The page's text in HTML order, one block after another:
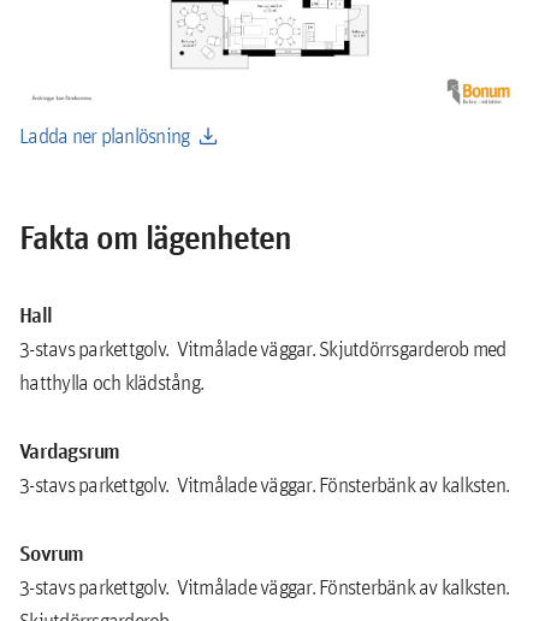
Ladda ner planlösning download
Fakta om lägenheten
Hall
3-stavs parkettgolv. Vitmålade väggar. Skjutdörrsgarderob med
hatthylla och klädstång.
Vardagsrum
3-stavs parkettgolv. Vitmålade väggar. Fönsterbänk av kalksten.
Sovrum
3-stavs parkettgolv. Vitmålade väggar. Fönsterbänk av kalksten.